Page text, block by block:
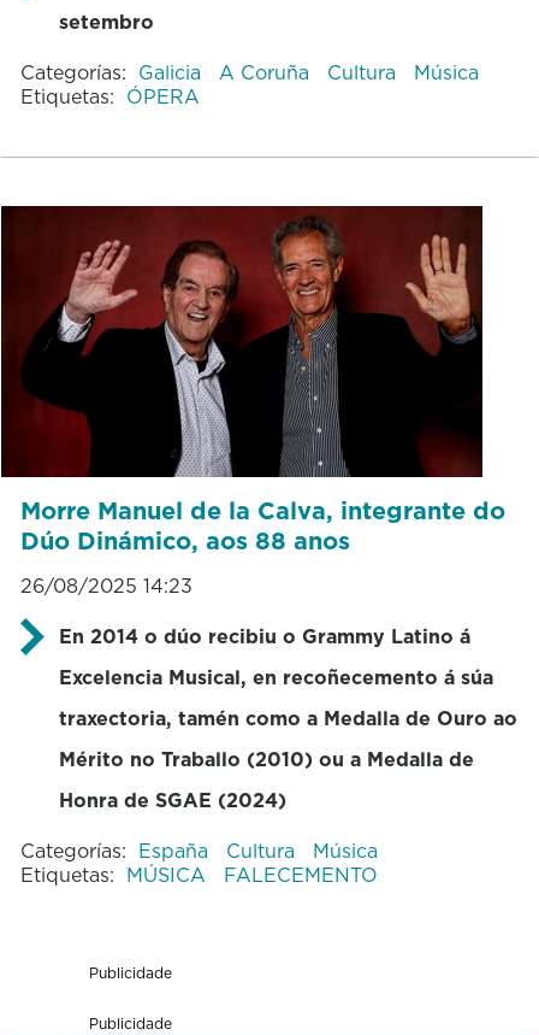
setembro
Categorías: Galicia A Coruña Cultura
Música
Etiquetas: ÓPERA
Morre Manuel de la Calva, integrante do
Dúo Dinámico, aos 88 anos
26/08/2025 14:23
En 2014 o dúo recibiu o Grammy Latino á
Excelencia Musical, en recoñecemento á súa
traxectoria, tamén como a Medalla de Ouro ao
Mérito no Traballo (2010) ou a Medalla de
Honra de SGAE (2024)
Categorías: España Cultura
Música
Etiquetas: MÚSICA FALECEMENTO
Publicidade
Publicidade